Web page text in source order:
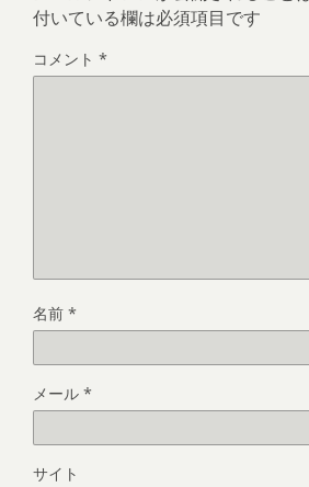
付いている欄は必須項目です
コメント *
名前 *
メール *
サイト